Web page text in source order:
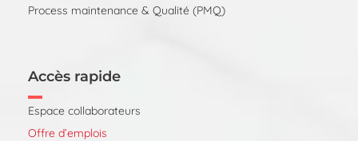
Process maintenance & Qualité (PMQ)
Accès rapide
Espace collaborateurs
Offre d’emplois